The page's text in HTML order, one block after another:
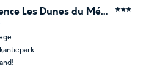
Pierre & Vacances Résidence Les Dunes du Médoc ★★★